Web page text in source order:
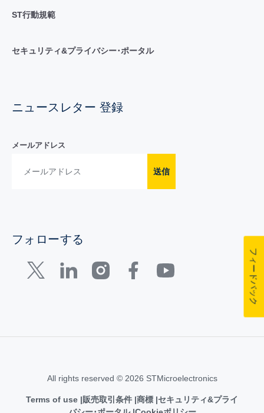
ST行動規範
セキュリティ&プライバシー･ポータル
ニュースレター 登録
メールアドレス
送信
フォローする
All rights reserved © 2026 STMicroelectronics
Terms of use 販売取引条件 商標 セキュリティ&プライ
フィードバック